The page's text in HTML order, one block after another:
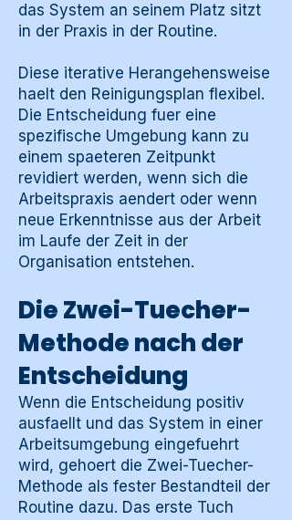
das System an seinem Platz sitzt
in der Praxis in der Routine.
Diese iterative Herangehensweise
haelt den Reinigungsplan flexibel.
Die Entscheidung fuer eine
spezifische Umgebung kann zu
einem spaeteren Zeitpunkt
revidiert werden, wenn sich die
Arbeitspraxis aendert oder wenn
neue Erkenntnisse aus der Arbeit
im Laufe der Zeit in der
Organisation entstehen.
Die Zwei-Tuecher-
Methode nach der
Entscheidung
Wenn die Entscheidung positiv
ausfaellt und das System in einer
Arbeitsumgebung eingefuehrt
wird, gehoert die Zwei-Tuecher-
Methode als fester Bestandteil der
Routine dazu. Das erste Tuch